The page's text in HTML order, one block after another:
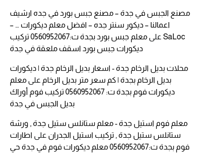
مصنع الجبس في جدة – مصنع جبس بورد في جده ارشيف
اعمالنا – ديكور سنتر جده – افضل معلم ديكورات … –
SaLocعلى
معلم جبس بورد بجدة ت:0560952067 تركيب
ديكورات جبس بورد اسقف ملعقة في جدة
محلات بديل الرخام جدة - اسعار بديل الرخام جدة | ديكورات
بديل الرخام بجدة | كم سعر متر بديل الرخام على معلم
ديكورات فوم بجدة ت: 0560952067 تركيب فوم أوراك
بديل الجبس في جدة
معلم فوم استيل جدة - معلم ستانلس ستيل جدة , ورشة
ستانلس ستيل جدة , تركيب استيل الجدران على اطارات
فوم بجدة ت:0560952067 معلم ديكورات فوم في جدة حي